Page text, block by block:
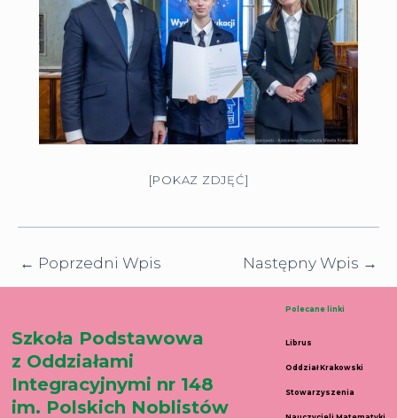
[POKAZ ZDJĘĆ]
← Poprzedni Wpis Następny Wpis →
Szkoła Podstawowa
z Oddziałami
Integracyjnymi nr 148
im. Polskich Noblistów
Polecane linki
Librus
Oddział Krakowski
Stowarzyszenia